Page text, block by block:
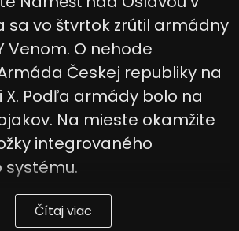
sa vo štvrtok zrútil armádny
Venom. O nehode
Českej republiky na
X. Podľa armády bolo na
Na mieste okamžite
integrovaného
systému.
Čítaj viac